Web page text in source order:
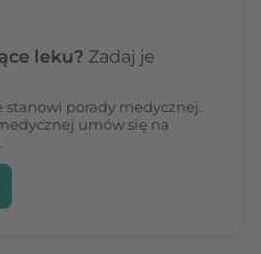
leku? Zadaj je
porady medycznej.
umów się na